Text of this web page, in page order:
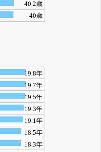
40.2歳
40歳
19.8年
19.7年
19.5年
19.3年
19.1年
18.5年
18.3年